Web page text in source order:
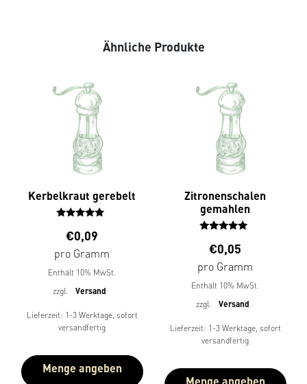
Ähnliche Produkte
Kerbelkraut gerebelt
Bewertet
mit
5.00
von 5
€0,09
pro Gramm
Enthält 10% MwSt.
zzgl.
Versand
Lieferzeit: 1-3 Werktage, sofort
versandfertig
Menge angeben
Zitronenschalen
gemahlen
Bewertet
mit
5.00
von 5
€0,05
pro Gramm
Enthält 10% MwSt.
zzgl.
Versand
Lieferzeit: 1-3 Werktage, sofort
versandfertig
Menge angeben